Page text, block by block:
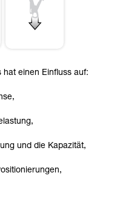
hat einen Einfluss auf:
und die Kapazität,